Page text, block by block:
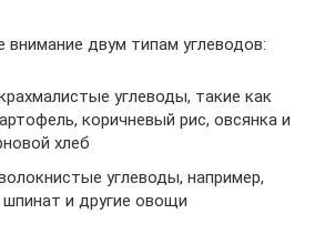
внимание двум типам углеводов:
углеводы, такие как
коричневый рис, овсянка и
хлеб
углеводы, например,
и другие овощи